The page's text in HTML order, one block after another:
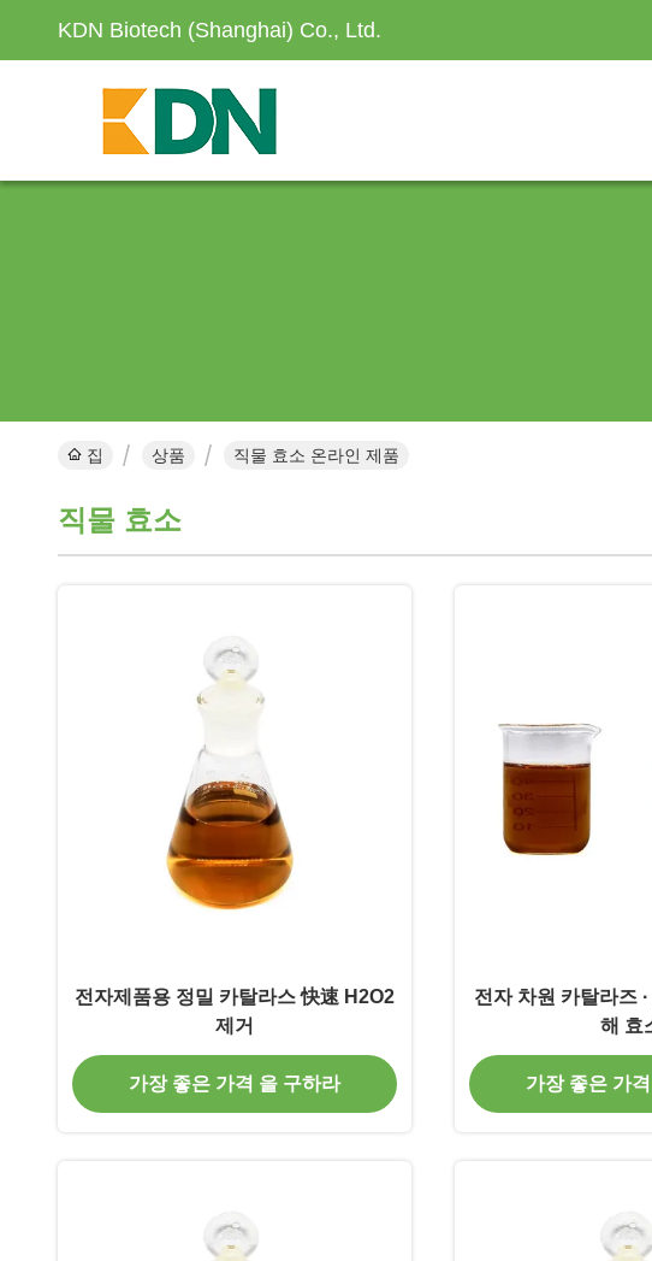
KDN Biotech (Shanghai) Co., Ltd.
집 상품 직물 효소 온라인 제품
직물 효소
전자제품용 정밀 카탈라스 快速 H2O2
제거
가장 좋은 가격 을 구하라
전자 차원 카탈라즈
해 효
가장 좋은 가